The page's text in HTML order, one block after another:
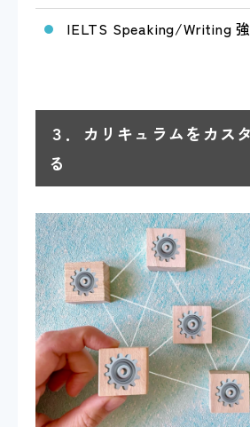
IELTS Speaking/Writing
３．カリキュラムをカス
る